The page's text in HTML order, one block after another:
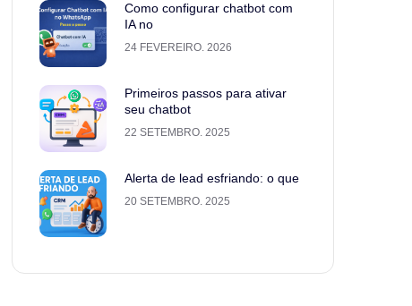
Como configurar chatbot com
IA no
24 FEVEREIRO. 2026
Primeiros passos para ativar
seu chatbot
22 SETEMBRO. 2025
Alerta de lead esfriando: o que
20 SETEMBRO. 2025